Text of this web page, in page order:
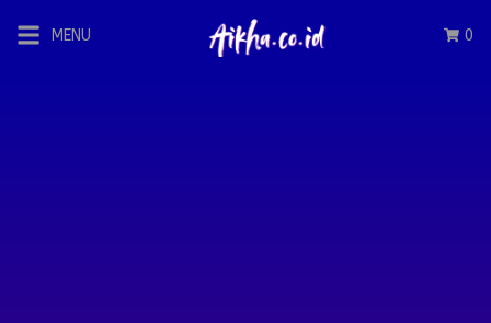
MENU 0